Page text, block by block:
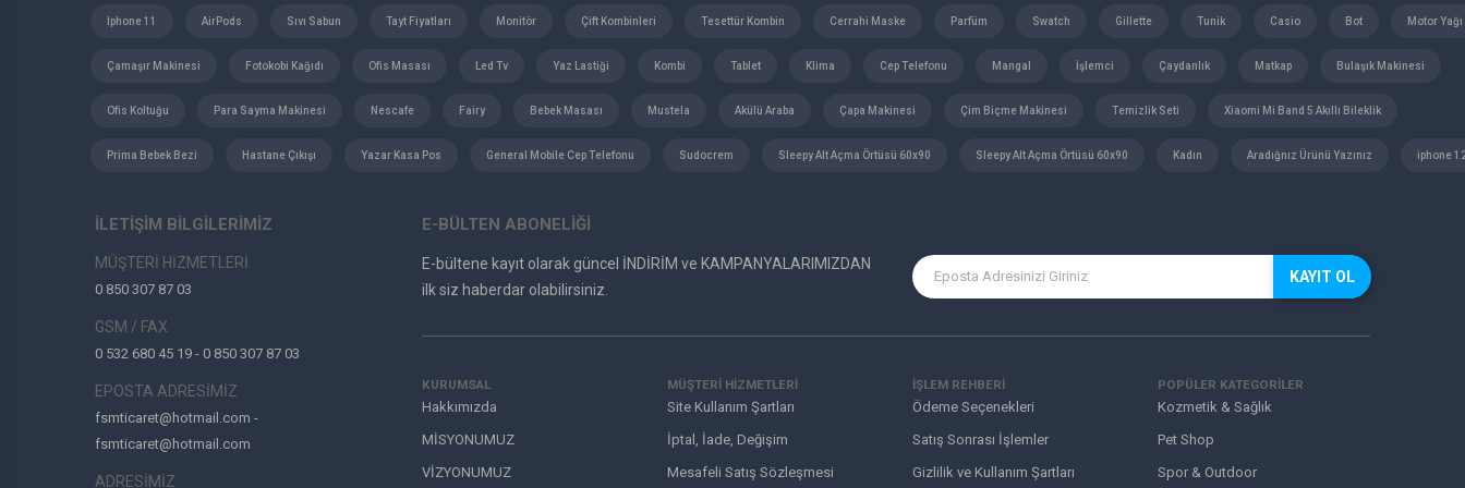
Iphone 11 AirPods Sıvı Sabun Tayt Fiyatları Monitör Çift Kombinleri Tesettür Kombin Cerrahi Maske Parfüm Swatch Gillette Tunik Casio Bot Motor Yağı
Çamaşır Makinesi Fotokobi Kağıdı Ofis Masası Led Tv Yaz Lastiği Kombi Tablet Klima Cep Telefonu Mangal İşlemci Çaydanlık Matkap Bulaşık Makinesi
Ofis Koltuğu Para Sayma Makinesi Nescafe Fairy Bebek Masası Mustela Akülü Araba Çapa Makinesi Çim Biçme Makinesi Temizlik Seti Xiaomi Mi Band 5 Akıllı Bileklik
Prima Bebek Bezi Hastane Çıkışı Yazar Kasa Pos General Mobile Cep Telefonu Sudocrem Sleepy Alt Açma Örtüsü 60x90 Sleepy Alt Açma Örtüsü 60x90 Kadın Aradığnız Ürünü Yazınız iphone
İLETİŞİM BİLGİLERİMİZ
MÜŞTERİ HİZMETLERİ
0 850 307 87 03
GSM / FAX
0 532 680 45 19 - 0 850 307 87 03
EPOSTA ADRESİMİZ
fsmticaret@hotmail.com -
fsmticaret@hotmail.com
ADRESİMİZ
E-BÜLTEN ABONELİĞİ
E-bültene kayıt olarak güncel İNDİRİM ve KAMPANYALARIMIZDAN
ilk siz haberdar olabilirsiniz.
KAYIT OL
KURUMSAL
Hakkımızda
MİSYONUMUZ
VİZYONUMUZ
MÜŞTERI HIZMETLERI
Site Kullanım Şartları
İptal, İade, Değişim
Mesafeli Satış Sözleşmesi
İŞLEM REHBERİ
Ödeme Seçenekleri
Satış Sonrası İşlemler
Gizlilik ve Kullanım Şartları
POPÜLER KATEGORİLER
Kozmetik & Sağlık
Pet Shop
Spor & Outdoor